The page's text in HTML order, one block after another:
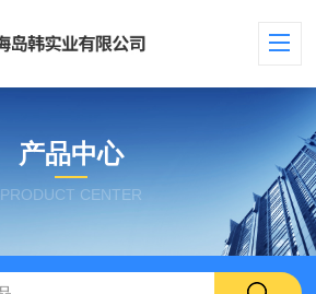
产品中心
PRODUCT CENTER